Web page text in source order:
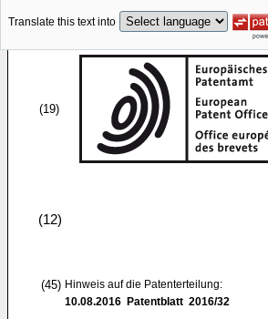
Translate this text into
(19)
(12)
(45) Hinweis auf die Patenterteilung:
10.08.2016 Patentblatt 2016/32